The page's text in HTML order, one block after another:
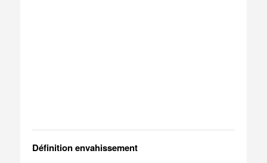
Définition envahissement